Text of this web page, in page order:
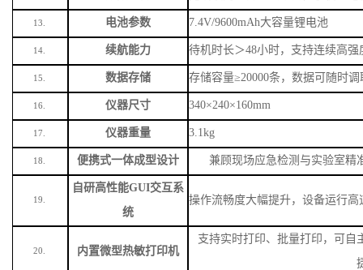
13. 电池参数 7.4V/9600mAh大容量锂电池
14. 续航能力 待机时长＞48小时，支持连续高
15. 数据存储 存储容量≥20000条，数据可随时
16. 仪器尺寸 340×240×160mm
17. 仪器重量 3.1kg
18. 便携式一体成型设计 兼顾现场应急检测与实验室精
19.
自研高性能GUI交互系
统
操作流畅度大幅提升，设备运行
20. 内置微型热敏打印机
支持实时打印、批量打印，可自